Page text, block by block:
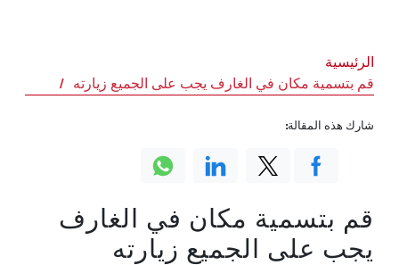
الرئيسية
قم بتسمية مكان في الغارف يجب على الجميع زيارته
قم بتسمية مكان في الغارف
يجب على الجميع زيارته
شارك هذه المقالة: